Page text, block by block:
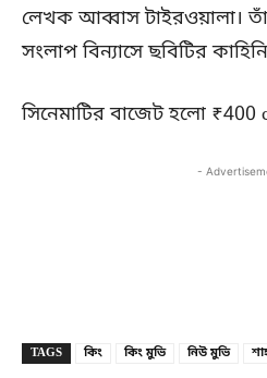
লেখক আব্বাস টাইরওয়ালা।
সংলাপ বিন্যাসে ছবিটির
সিনেমাটির বাজেট হলো ₹400
-
TAGS কিং কিং মুভি নিউ মুভি